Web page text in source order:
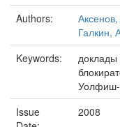
Authors:
Галкин,
Keywords:
Уолфиш-
Issue
2008